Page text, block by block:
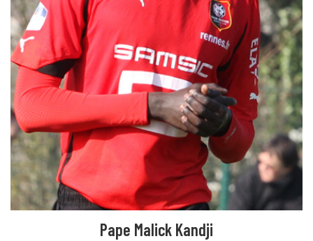
Pape Malick Kandji